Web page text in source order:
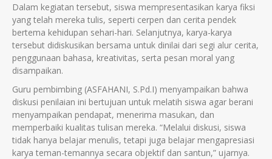
Dalam kegiatan tersebut, siswa mempresentasikan karya fiksi
yang telah mereka tulis, seperti cerpen dan cerita pendek
bertema kehidupan sehari-hari. Selanjutnya, karya-karya
tersebut didiskusikan bersama untuk dinilai dari segi alur cerita,
penggunaan bahasa, kreativitas, serta pesan moral yang
disampaikan.
Guru pembimbing (ASFAHANI, S.Pd.I) menyampaikan bahwa
diskusi penilaian ini bertujuan untuk melatih siswa agar berani
menyampaikan pendapat, menerima masukan, dan
memperbaiki kualitas tulisan mereka. “Melalui diskusi, siswa
tidak hanya belajar menulis, tetapi juga belajar mengapresiasi
karya teman-temannya secara objektif dan santun,” ujarnya.